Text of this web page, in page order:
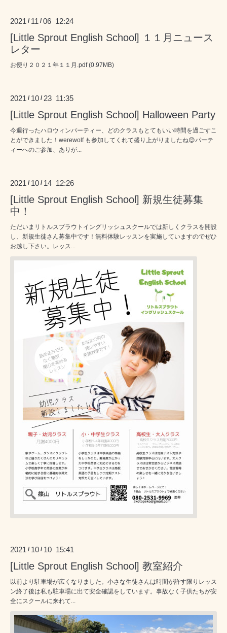
2021 / 11 /06 12:24
[Little Sprout English School] １１月ニュース
レター
お便り２０２１年１１月.pdf (0.97MB)
2021 / 10 / 23 11:35
[Little Sprout English School] Halloween Party
今週行ったハロウィンパーティー、どのクラスもとてもいい時間を過ごすこ
とができました！werewolf も参加してくれて盛り上がりましたね😊パーテ
ィーへのご参加、ありが...
2021 / 10 / 14 12:26
[Little Sprout English School] 新規生徒募集
中！
ただいまリトルスプラウトイングリッシュスクールでは新しくクラスを開設
し、新規生徒さん募集中です！無料体験レッスンを実施していますのでぜひ
お越し下さい。レッス...
2021 / 10 / 10 15:41
[Little Sprout English School] 教室紹介
以前より駐車場が広くなりました。小さな生徒さんは時間が許す限りレッス
ン終了後は私も駐車場に出て安全確認をしています。事故なく子供たちが安
全にスクールに来れて...